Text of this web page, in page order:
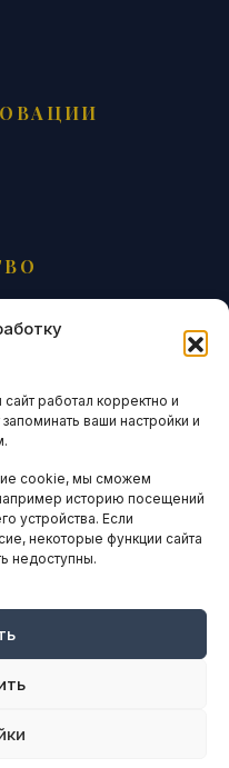
работал корректно и
ваши настройки и
cookie, мы сможем
историю посещений
устройства. Если
некоторые функции сайта
недоступны.